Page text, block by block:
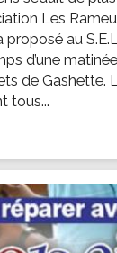
Les
au
d’une
de Gashette.
tous...